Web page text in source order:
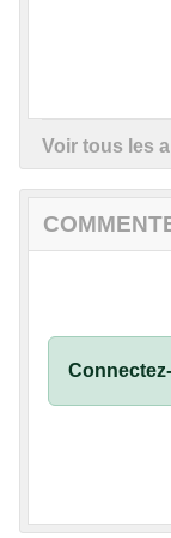
Voir tous les